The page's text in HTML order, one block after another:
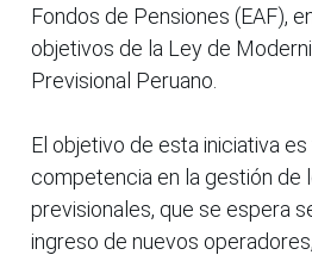
Fondos de Pensiones (EAF),
objetivos de la Ley de
Previsional Peruano.
El objetivo de esta iniciativa
competencia en la gestión de
previsionales, que se espera
ingreso de nuevos